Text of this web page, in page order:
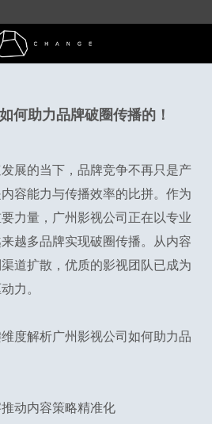
何助力品牌破圈传播的！
展的当下，品牌竞争不再只是产
容能力与传播效率的比拼。作为
力量，广州影视公司正在以专业
越多品牌实现破圈传播。从内容
道扩散，优质的影视团队已成为
力。
度解析广州影视公司如何助力品
动内容策略精准化